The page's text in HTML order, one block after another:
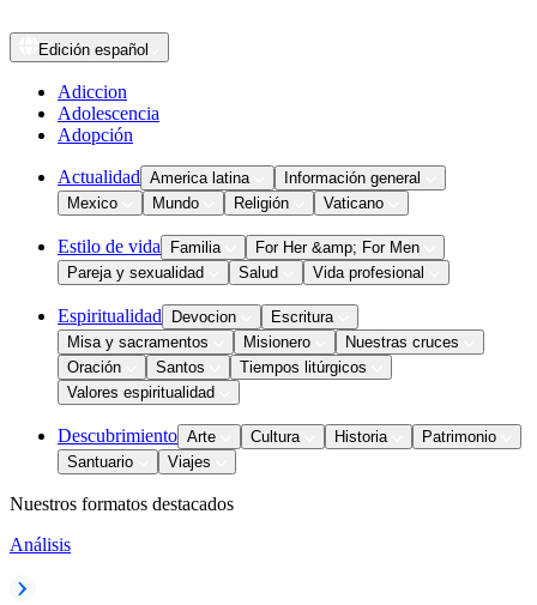
Edición español
Adiccion
Adolescencia
Adopción
Actualidad America latina
Información general
Mexico
Mundo Religión Vaticano
Estilo de vida Familia
For Her &amp; For Men
Pareja y sexualidad
Salud Vida profesional
Espiritualidad Devocion
Escritura
Misa y sacramentos
Misionero
Nuestras cruces
Oración
Santos
Tiempos litúrgicos
Valores espiritualidad
Descubrimiento Arte Cultura Historia
Patrimonio
Santuario
Viajes
Nuestros formatos destacados
Análisis